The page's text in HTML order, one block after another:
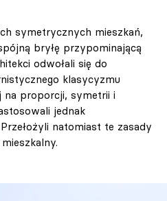
symetrycznych mieszkań,
bryłę przypominającą
odwołali się do
klasycyzmu
na proporcji, symetrii i
jednak
natomiast te zasady